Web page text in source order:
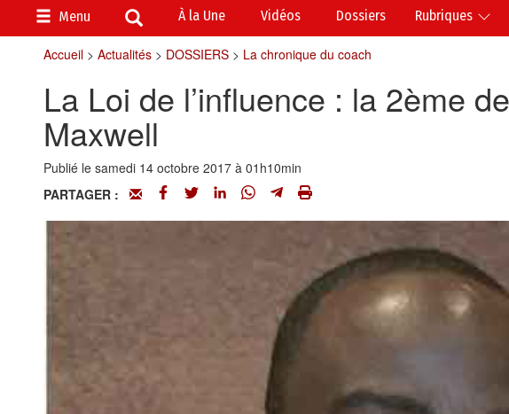
Menu À la Une Vidéos Dossiers Rubriques
Accueil> Actualités> DOSSIERS> La chronique du coach
La Loi de l’influence : la 2ème
Maxwell
Publié le samedi 14 octobre 2017 à 01h10min
PARTAGER :